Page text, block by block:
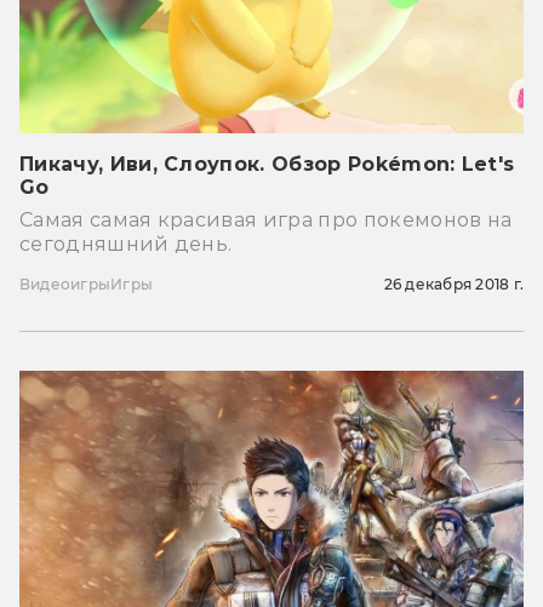
Пикачу, Иви, Слоупок. Обзор Pokémon: Let's
Go
Самая самая красивая игра про покемонов на
сегодняшний день.
ВидеоигрыИгры 26 декабря 2018 г.